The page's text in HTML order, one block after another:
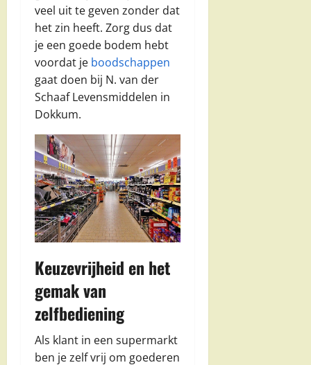
veel uit te geven zonder dat
het zin heeft. Zorg dus dat
je een goede bodem hebt
voordat je boodschappen
gaat doen bij N. van der
Schaaf Levensmiddelen in
Dokkum.
Keuzevrijheid en het
gemak van
zelfbediening
Als klant in een supermarkt
ben je zelf vrij om goederen